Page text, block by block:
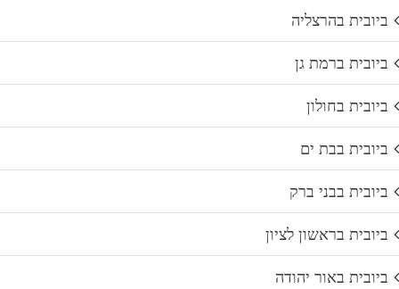
ביובית בהרצליה
ביובית ברמת גן
ביובית בחולון
ביובית בבת ים
ביובית בבני ברק
ביובית בראשון לציון
ביובית באור יהודה